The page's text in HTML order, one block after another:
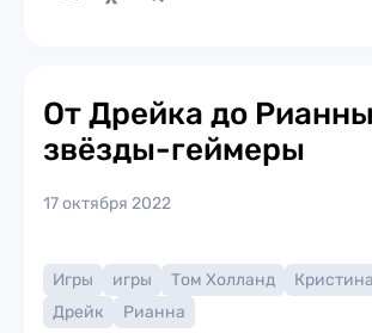
От Дрейка до
звёзды-геймеры
17 октября 2022
Игры игры Том Холланд
Дрейк
Рианна